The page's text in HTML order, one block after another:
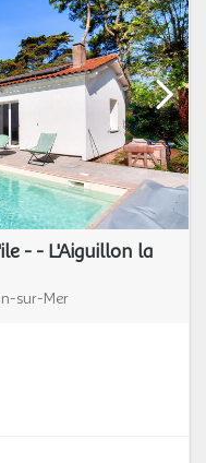
- - L'Aiguillon la
sur-Mer